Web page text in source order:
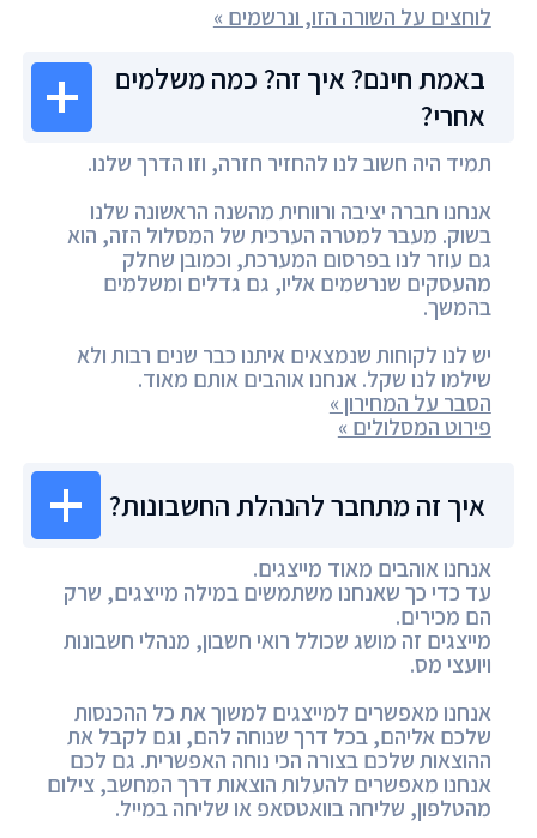
לוחצים על השורה הזו, ונרשמים »
באמת חינם? איך זה? כמה משלמים
אחרי?
תמיד היה חשוב לנו להחזיר חזרה, וזו הדרך שלנו.
אנחנו חברה יציבה ורווחית מהשנה הראשונה שלנו
בשוק. מעבר למטרה הערכית של המסלול הזה, הוא
גם עוזר לנו בפרסום המערכת, וכמובן שחלק
מהעסקים שנרשמים אליו, גם גדלים ומשלמים
בהמשך.
יש לנו לקוחות שנמצאים איתנו כבר שנים רבות ולא
שילמו לנו שקל. אנחנו אוהבים אותם מאוד.
הסבר על המחירון »
פירוט המסלולים »
איך זה מתחבר להנהלת החשבונות?
אנחנו אוהבים מאוד מייצגים.
עד כדי כך שאנחנו משתמשים במילה מייצגים, שרק
הם מכירים.
מייצגים זה מושג שכולל רואי חשבון, מנהלי חשבונות
ויועצי מס.
אנחנו מאפשרים למייצגים למשוך את כל ההכנסות
שלכם אליהם, בכל דרך שנוחה להם, וגם לקבל את
ההוצאות שלכם בצורה הכי נוחה האפשרית. גם לכם
אנחנו מאפשרים להעלות הוצאות דרך המחשב, צילום
מהטלפון, שליחה בוואטסאפ או שליחה במייל.